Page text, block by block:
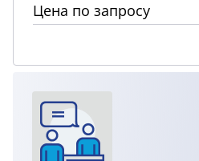
Цена по запросу